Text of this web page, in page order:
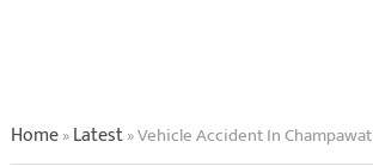
Home»Latest»Vehicle Accident In Champawat